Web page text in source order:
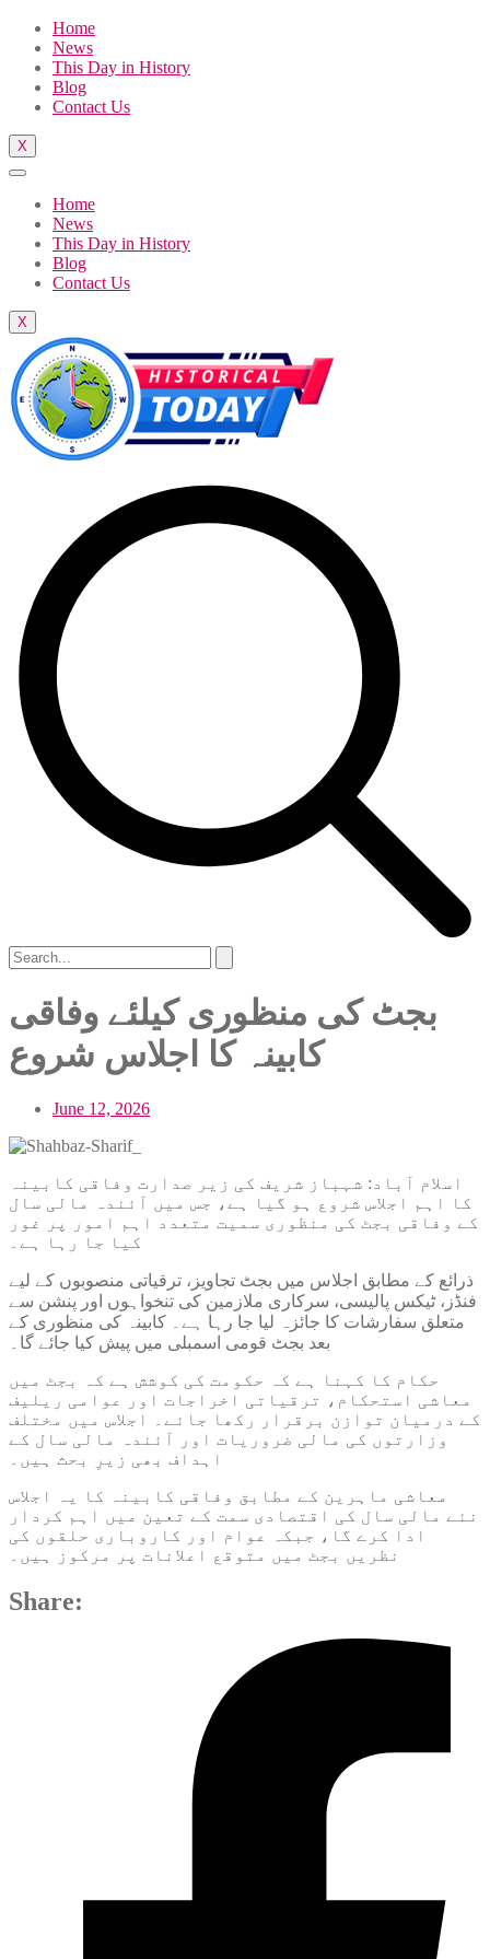
Home
News
This Day in History
Blog
Contact Us
X
Home
News
This Day in History
Blog
Contact Us
X
بجٹ کی منظوری کیلئے وفاقی
کابینہ کا اجلاس شروع
June 12, 2026
اسلام آباد: شہباز شریف کی زیر صدارت وفاقی کابینہ
کا اہم اجلاس شروع ہو گیا ہے، جس میں آئندہ مالی سال
کے وفاقی بجٹ کی منظوری سمیت متعدد اہم امور پر غور
کیا جا رہا ہے۔
ذرائع کے مطابق اجلاس میں بجٹ تجاویز، ترقیاتی منصوبوں کے لیے
فنڈز، ٹیکس پالیسی، سرکاری ملازمین کی تنخواہوں اور پنشن سے
متعلق سفارشات کا جائزہ لیا جا رہا ہے۔ کابینہ کی منظوری کے
بعد بجٹ قومی اسمبلی میں پیش کیا جائے گا۔
حکام کا کہنا ہے کہ حکومت کی کوشش ہے کہ بجٹ میں
معاشی استحکام، ترقیاتی اخراجات اور عوامی ریلیف
کے درمیان توازن برقرار رکھا جائے۔ اجلاس میں مختلف
وزارتوں کی مالی ضروریات اور آئندہ مالی سال کے
اہداف بھی زیرِ بحث ہیں۔
معاشی ماہرین کے مطابق وفاقی کابینہ کا یہ اجلاس
نئے مالی سال کی اقتصادی سمت کے تعین میں اہم کردار
ادا کرے گا، جبکہ عوام اور کاروباری حلقوں کی
نظریں بجٹ میں متوقع اعلانات پر مرکوز ہیں۔
Share: